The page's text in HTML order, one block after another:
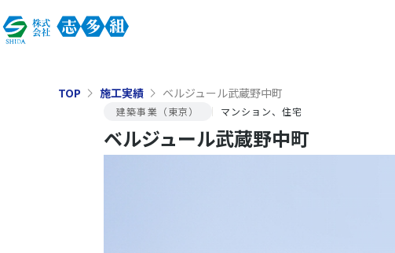
TOP 施工実績 ベルジュール武蔵野中町
建築事業（東京） マンション、住宅
ベルジュール武蔵野中町